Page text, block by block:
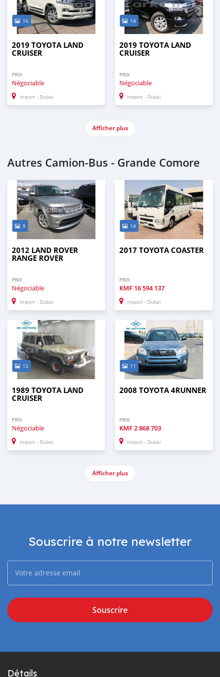
16
2019 TOYOTA LAND
CRUISER
PRIX
Négociable
Import - Dubai
14
2019 TOYOTA LAND
CRUISER
PRIX
Négociable
Import - Dubai
Afficher plus
Autres Camion‒Bus - Grande Comore
9
2012 LAND ROVER
RANGE ROVER
PRIX
Négociable
Import - Dubai
14
2017 TOYOTA COASTER
PRIX
KMF 16 594 137
Import - Dubai
12
1989 TOYOTA LAND
CRUISER
PRIX
Négociable
Import - Dubai
11
2008 TOYOTA 4RUNNER
PRIX
KMF2 868 703
Import - Dubai
Afficher plus
Souscrire à notre newsletter
Souscrire
Détails